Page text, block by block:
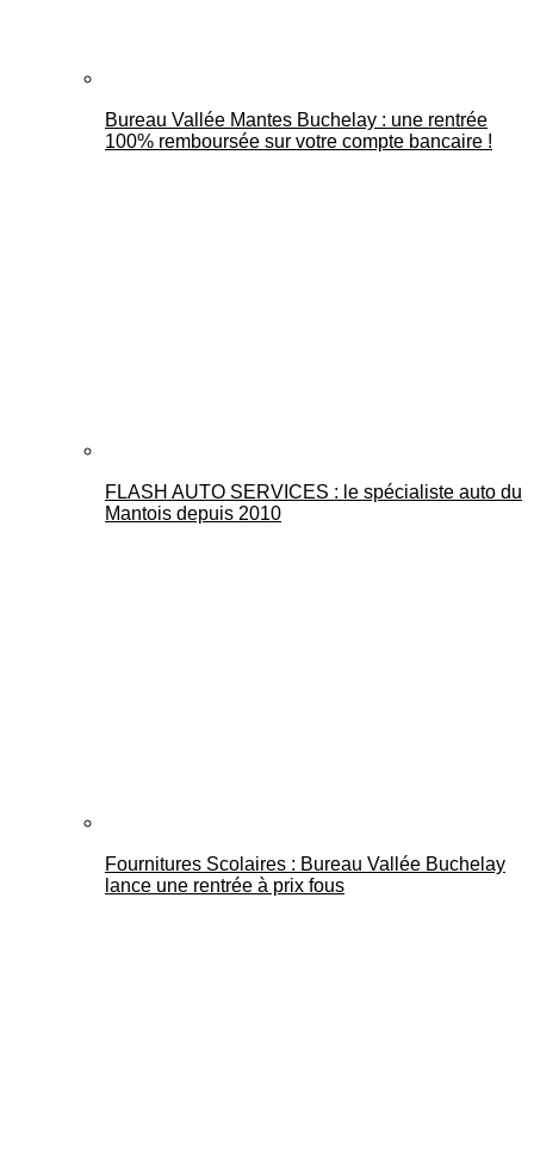
Bureau Vallée Mantes Buchelay : une rentrée
100% remboursée sur votre compte bancaire !
FLASH AUTO SERVICES : le spécialiste auto du
Mantois depuis 2010
Fournitures Scolaires : Bureau Vallée Buchelay
lance une rentrée à prix fous